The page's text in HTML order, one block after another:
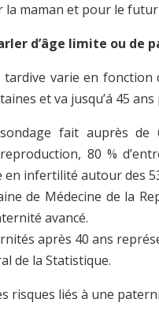
la maman et pour le
d’âge limite ou de
tardive varie en
et va jusqu’á 45 ans
fait auprès de
80 %
en infertilité autour des
de Médecine de la
avancé.
après 40 ans
de la Statistique.
risques liés à une